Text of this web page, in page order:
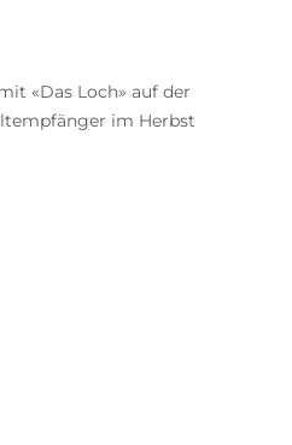
«Das Loch» auf der
im Herbst